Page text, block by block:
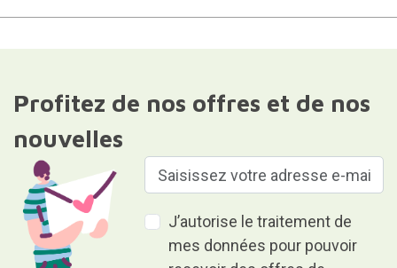
Profitez de nos offres et de nos
nouvelles
J’autorise le traitement de
mes données pour pouvoir